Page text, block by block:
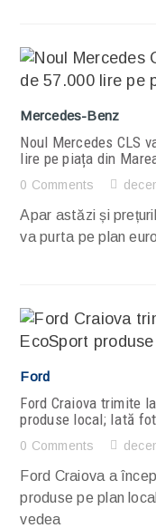
Mercedes-Benz
Noul Mercedes CLS
lire pe piața din
0 Comments
Apar astăzi și
va purta pe plan
Ford
Ford Craiova trimite
produse local; Iată
0 Comments
Ford Craiova a
produse pe plan
vedea